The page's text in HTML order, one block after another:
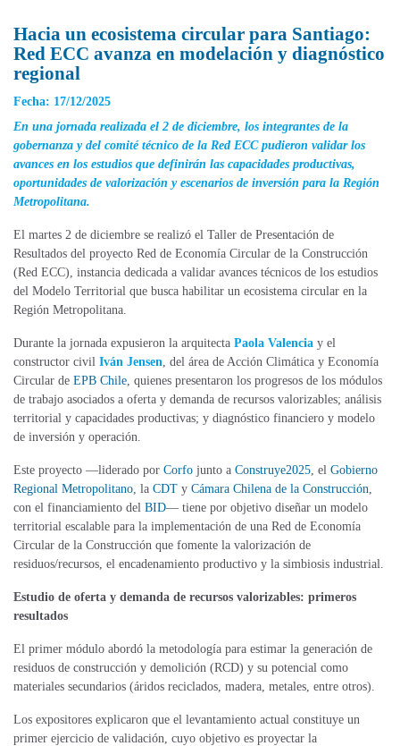
Hacia un ecosistema circular para Santiago:
Red ECC avanza en modelación y diagnóstico
regional
Fecha: 17/12/2025
En una jornada realizada el 2 de diciembre, los integrantes de la
gobernanza y del comité técnico de la Red ECC pudieron validar los
avances en los estudios que definirán las capacidades productivas,
oportunidades de valorización y escenarios de inversión para la Región
Metropolitana.
El martes 2 de diciembre se realizó el Taller de Presentación de
Resultados del proyecto Red de Economía Circular de la Construcción
(Red ECC), instancia dedicada a validar avances técnicos de los estudios
del Modelo Territorial que busca habilitar un ecosistema circular en la
Región Metropolitana.
Durante la jornada expusieron la arquitecta Paola Valencia y el
constructor civil Iván Jensen , del área de Acción Climática y Economía
Circular de EPB Chile , quienes presentaron los progresos de los módulos
de trabajo asociados a oferta y demanda de recursos valorizables; análisis
territorial y capacidades productivas; y diagnóstico financiero y modelo
de inversión y operación.
Este proyecto —liderado por Corfo junto a Construye2025 , el Gobierno
Regional Metropolitano , la CDT y Cámara Chilena de la Construcción
con el financiamiento del BID— tiene por objetivo diseñar un modelo
territorial escalable para la implementación de una Red de Economía
Circular de la Construcción que fomente la valorización de
residuos/recursos, el encadenamiento productivo y la simbiosis industrial.
Estudio de oferta y demanda de recursos valorizables: primeros
resultados
El primer módulo abordó la metodología para estimar la generación de
residuos de construcción y demolición (RCD) y su potencial como
materiales secundarios (áridos reciclados, madera, metales, entre otros).
Los expositores explicaron que el levantamiento actual constituye un
primer ejercicio de validación, cuyo objetivo es proyectar la